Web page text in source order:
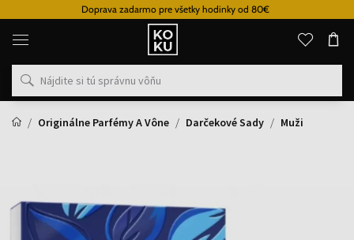
Doprava zadarmo pre všetky hodinky od 80€
Originálne
parfémy
hodinky
na
mieste
Originálne Parfémy A Vône
Darčekové Sady Muži